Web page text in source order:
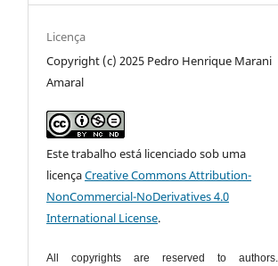
Licença
Copyright (c) 2025 Pedro Henrique Marani
Amaral
Este trabalho está licenciado sob uma
licençaCreative Commons Attribution-
NonCommercial-NoDerivatives 4.0
International License.
All copyrights are reserved to authors.